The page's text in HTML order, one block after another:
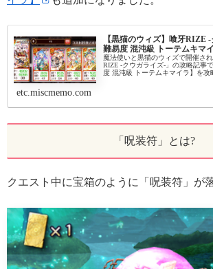
【黒猫のウィズ】喰牙RIZE
難易度 混沌級 トーテムキマ
魔法使いと黒猫のウィズで開催さ
RIZE -クウガライズ-」の攻略記事
度 混沌級 トーテムキマイラ】を攻
etc.miscmemo.com
「呪装符」とは?
クエスト中に宝箱のように「呪装符」が